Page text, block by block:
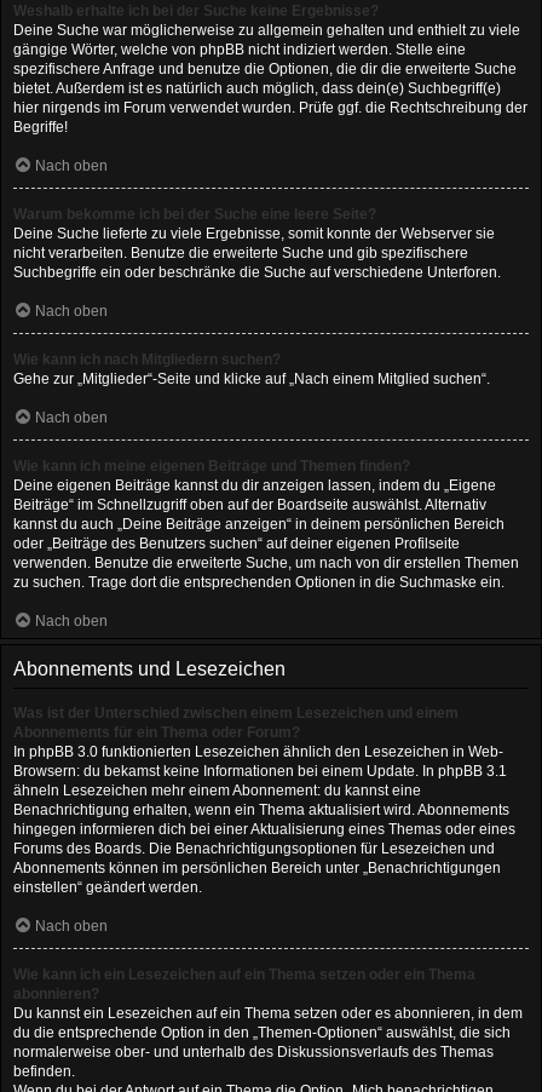
Weshalb erhalte ich bei der Suche keine Ergebnisse?
Deine Suche war möglicherweise zu allgemein gehalten und enthielt zu viele
gängige Wörter, welche von phpBB nicht indiziert werden. Stelle eine
spezifischere Anfrage und benutze die Optionen, die dir die erweiterte Suche
bietet. Außerdem ist es natürlich auch möglich, dass dein(e) Suchbegriff(e)
hier nirgends im Forum verwendet wurden. Prüfe ggf. die Rechtschreibung der
Begriffe!
Nach oben
Warum bekomme ich bei der Suche eine leere Seite?
Deine Suche lieferte zu viele Ergebnisse, somit konnte der Webserver sie
nicht verarbeiten. Benutze die erweiterte Suche und gib spezifischere
Suchbegriffe ein oder beschränke die Suche auf verschiedene Unterforen.
Nach oben
Wie kann ich nach Mitgliedern suchen?
Gehe zur „Mitglieder“-Seite und klicke auf „Nach einem Mitglied suchen“.
Nach oben
Wie kann ich meine eigenen Beiträge und Themen finden?
Deine eigenen Beiträge kannst du dir anzeigen lassen, indem du „Eigene
Beiträge“ im Schnellzugriff oben auf der Boardseite auswählst. Alternativ
kannst du auch „Deine Beiträge anzeigen“ in deinem persönlichen Bereich
oder „Beiträge des Benutzers suchen“ auf deiner eigenen Profilseite
verwenden. Benutze die erweiterte Suche, um nach von dir erstellen Themen
zu suchen. Trage dort die entsprechenden Optionen in die Suchmaske ein.
Nach oben
Abonnements und Lesezeichen
Was ist der Unterschied zwischen einem Lesezeichen und einem
Abonnements für ein Thema oder Forum?
In phpBB 3.0 funktionierten Lesezeichen ähnlich den Lesezeichen in Web-
Browsern: du bekamst keine Informationen bei einem Update. In phpBB 3.1
ähneln Lesezeichen mehr einem Abonnement: du kannst eine
Benachrichtigung erhalten, wenn ein Thema aktualisiert wird. Abonnements
hingegen informieren dich bei einer Aktualisierung eines Themas oder eines
Forums des Boards. Die Benachrichtigungsoptionen für Lesezeichen und
Abonnements können im persönlichen Bereich unter „Benachrichtigungen
einstellen“ geändert werden.
Nach oben
Wie kann ich ein Lesezeichen auf ein Thema setzen oder ein Thema
abonnieren?
Du kannst ein Lesezeichen auf ein Thema setzen oder es abonnieren, in dem
du die entsprechende Option in den „Themen-Optionen“ auswählst, die sich
normalerweise ober- und unterhalb des Diskussionsverlaufs des Themas
befinden.